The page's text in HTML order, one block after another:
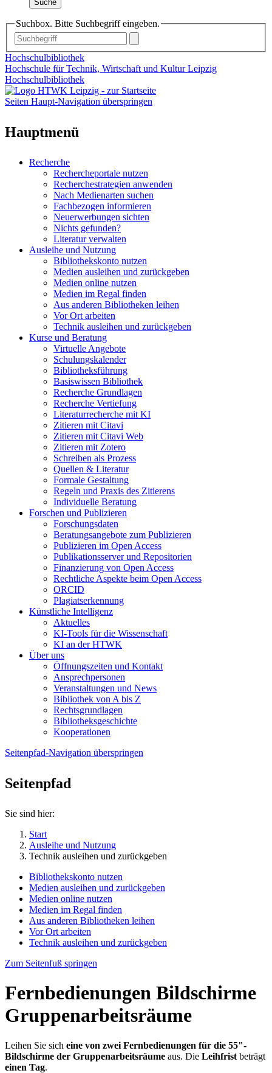
Suche
Suchbox. Bitte Suchbegriff eingeben.
Hochschulbibliothek
Hochschule für Technik, Wirtschaft und Kultur Leipzig
Hochschulbibliothek
Seiten Haupt-Navigation überspringen
Hauptmenü
Recherche
Rechercheportale nutzen
Recherchestrategien anwenden
Nach Medienarten suchen
Fachbezogen informieren
Neuerwerbungen sichten
Nichts gefunden?
Literatur verwalten
Ausleihe und Nutzung
Bibliothekskonto nutzen
Medien ausleihen und zurückgeben
Medien online nutzen
Medien im Regal finden
Aus anderen Bibliotheken leihen
Vor Ort arbeiten
Technik ausleihen und zurückgeben
Kurse und Beratung
Virtuelle Angebote
Schulungskalender
Bibliotheksführung
Basiswissen Bibliothek
Recherche Grundlagen
Recherche Vertiefung
Literaturrecherche mit KI
Zitieren mit Citavi
Zitieren mit Citavi Web
Zitieren mit Zotero
Schreiben als Prozess
Quellen & Literatur
Formale Gestaltung
Regeln und Praxis des Zitierens
Individuelle Beratung
Forschen und Publizieren
Forschungsdaten
Beratungsangebote zum Publizieren
Publizieren im Open Access
Publikationsserver und Repositorien
Finanzierung von Open Access
Rechtliche Aspekte beim Open Access
ORCID
Plagiatserkennung
Künstliche Intelligenz
Aktuelles
KI-Tools für die Wissenschaft
KI an der HTWK
Über uns
Öffnungszeiten und Kontakt
Ansprechpersonen
Veranstaltungen und News
Bibliothek von A bis Z
Rechtsgrundlagen
Bibliotheksgeschichte
Kooperationen
Seitenpfad-Navigation überspringen
Seitenpfad
Sie sind hier:
Start
Ausleihe und Nutzung
Technik ausleihen und zurückgeben
Bibliothekskonto nutzen
Medien ausleihen und zurückgeben
Medien online nutzen
Medien im Regal finden
Aus anderen Bibliotheken leihen
Vor Ort arbeiten
Technik ausleihen und zurückgeben
Zum Seitenfuß springen
Fernbedienungen Bildschirme
Gruppenarbeitsräume
Leihen Sie sich eine von zwei Fernbedienungen für die 55"-
Bildschirme der Gruppenarbeitsräume aus. Die Leihfrist beträgt
einen Tag.